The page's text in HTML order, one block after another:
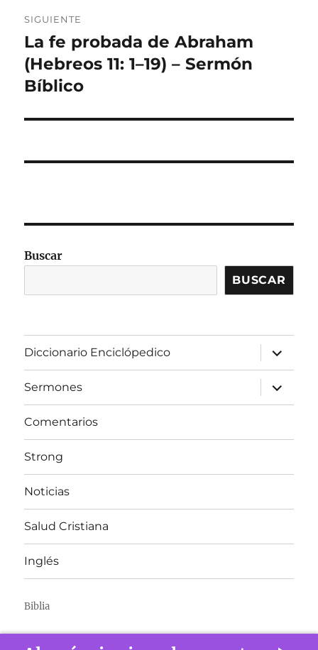
SIGUIENTE
Entrada
siguiente:
La fe probada de Abraham
(Hebreos 11: 1–19) – Sermón
Bíblico
Buscar
BUSCAR
Diccionario Enciclópedico
expandir
el
menú
inferior
Sermones
expandir
el
menú
Comentarios
Strong
Noticias
Salud Cristiana
Inglés
Biblia